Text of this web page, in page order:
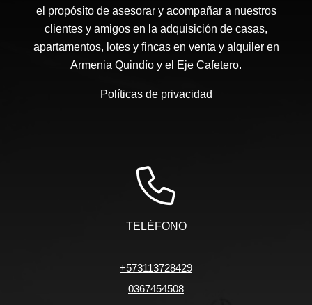
el propósito de asesorar y acompañar a nuestros
clientes y amigos en la adquisición de casas,
apartamentos, lotes y fincas en venta y alquiler en
Armenia Quindío y el Eje Cafetero.
Políticas de privacidad
TELÉFONO
+573113728429
0367454508